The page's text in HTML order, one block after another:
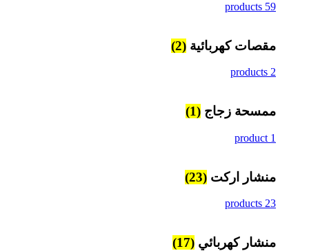
59 products
مقصات كهربائية (2)
2 products
ممسحة زجاج (1)
1 product
منشار اركت (23)
23 products
منشار كهربائي (17)